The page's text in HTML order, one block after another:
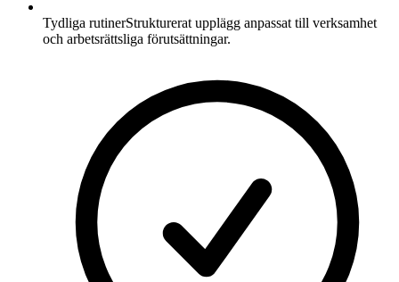
Tydliga rutinerStrukturerat upplägg anpassat till verksamhet
och arbetsrättsliga förutsättningar.